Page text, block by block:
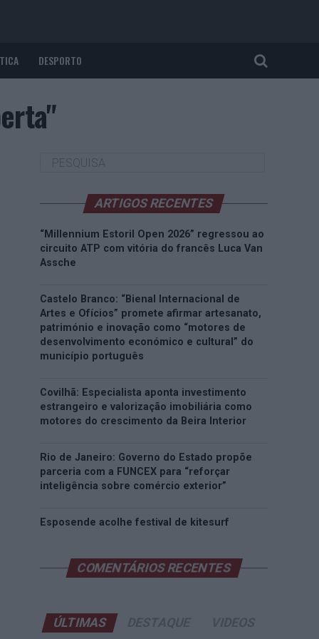
DESPORTO
ARTIGOS RECENTES
“Millennium Estoril Open 2026” regressou ao
circuito ATP com vitória do francês Luca Van
Assche
Castelo Branco: “Bienal Internacional de
Artes e Ofícios” promete afirmar artesanato,
património e inovação como “motores de
desenvolvimento económico e cultural” do
município português
Covilhã: Especialista aponta investimento
estrangeiro e valorização imobiliária como
motores do crescimento da Beira Interior
Rio de Janeiro: Governo do Estado propõe
parceria com a FUNCEX para “reforçar
inteligência sobre comércio exterior”
Esposende acolhe festival de kitesurf
COMENTÁRIOS RECENTES
ÚLTIMAS